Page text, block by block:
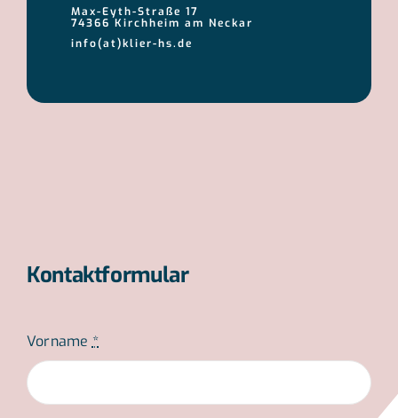
Jobs
Max-Eyth-Straße 17
74366 Kirchheim am Neckar
info(at)klier-hs.de
Kontaktformular
Vorname*